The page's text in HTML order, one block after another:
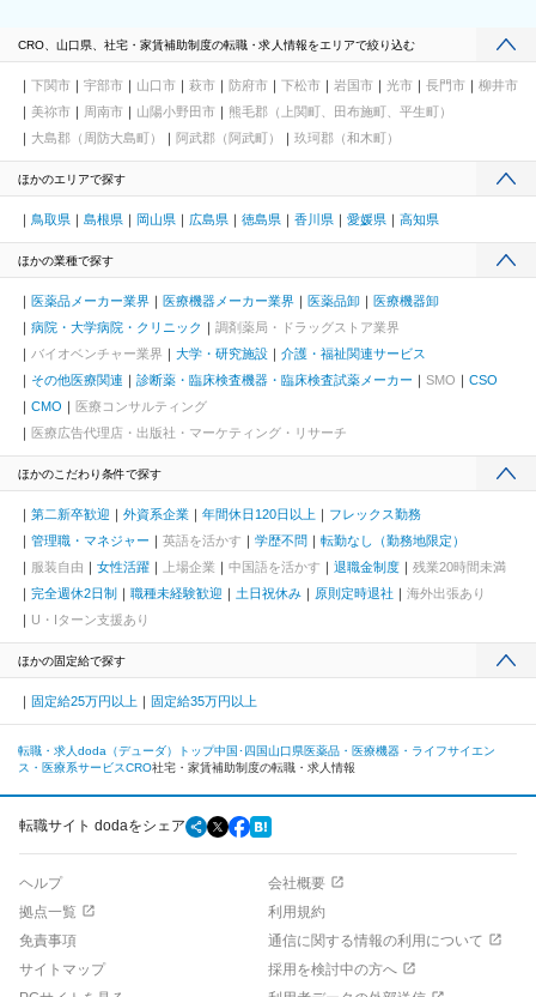
CRO、山口県、社宅・家賃補助制度の転職・求人情報をエリアで絞り込む
下関市 宇部市 山口市 萩市 防府市 下松市 岩国市 光市 長門市
柳井市
美祢市
周南市 山陽小野田市
熊毛郡（上関町、田布施町、平生町）
大島郡（周防大島町）
阿武郡（阿武町） 玖珂郡（和木町）
ほかのエリアで探す
鳥取県 島根県 岡山県 広島県 徳島県 香川県 愛媛県 高知県
ほかの業種で探す
医薬品メーカー業界 医療機器メーカー業界 医薬品卸
医療機器卸
病院・大学病院・クリニック
調剤薬局・ドラッグストア業界
バイオベンチャー業界
大学・研究施設
介護・福祉関連サービス
その他医療関連
診断薬・臨床検査機器・臨床検査試薬メーカー SMO
CSO
CMO
医療コンサルティング
医療広告代理店・出版社・マーケティング・リサーチ
ほかのこだわり条件で探す
第二新卒歓迎 外資系企業 年間休日120日以上
フレックス勤務
管理職・マネジャー
英語を活かす 学歴不問
転勤なし（勤務地限定）
服装自由
女性活躍 上場企業 中国語を活かす 退職金制度
残業20時間未満
完全週休2日制
職種未経験歓迎 土日祝休み 原則定時退社
海外出張あり
U・Iターン支援あり
ほかの固定給で探す
固定給25万円以上 固定給35万円以上
転職・求人doda（デューダ）トップ中国･四国山口県医薬品・医療機器・ライフサイエン
ス・医療系サービスCRO社宅・家賃補助制度の転職・求人情報
転職サイト dodaをシェア
ヘルプ
会社概要
拠点一覧
利用規約
免責事項
通信に関する情報の利用について
サイトマップ
採用を検討中の方へ